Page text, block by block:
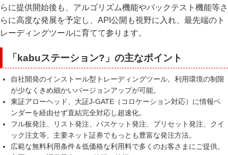
らに提供開始後も、アルゴリズム機能やバックテスト機能等さ
らに高度な発展を予定し、API公開も視野に入れ、最先端のト
レーディングツールに育てて参ります。
「kabuステーション?」の主なポイント
自社開発のインストール型トレーディングツール。利用環境の制限
が少なくきめ細かいバージョンアップが可能。
東証アローヘッド、大証J-GATE（コロケーション対応）に情報ベ
ンダーを経由せず直結完全対応し超速化。
フル板発注、リスト発注、バスケット発注、プリセット発注、クイ
ック注文等、主要ネット証券でもっとも豊富な発注方法。
広範な無料利用条件＆低価格な利用料で多くのお客さまにご提供。